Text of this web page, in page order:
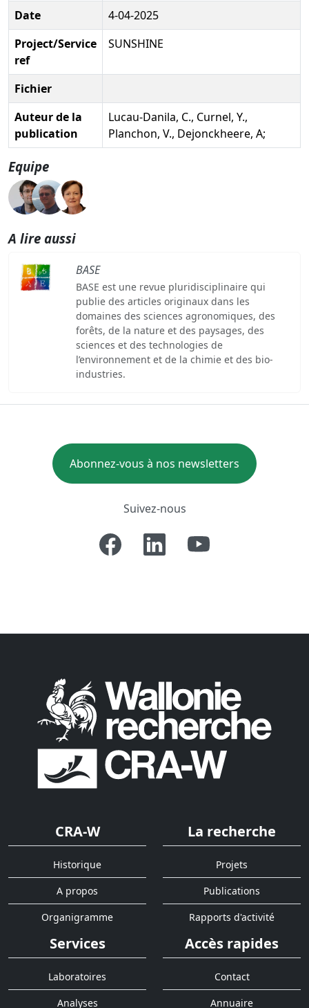
Date
4-04-2025
Project/Service
ref
SUNSHINE
Fichier
Auteur de la
publication
Lucau-Danila, C., Curnel, Y.,
Planchon, V., Dejonckheere, A;
Equipe
A lire aussi
BASE
BASE est une revue pluridisciplinaire qui
publie des articles originaux dans les
domaines des sciences agronomiques, des
forêts, de la nature et des paysages, des
sciences et des technologies de
l’environnement et de la chimie et des bio-
industries.
Abonnez-vous à nos newsletters
Suivez-nous
CRA-W
Historique
A propos
Organigramme
La recherche
Projets
Publications
Rapports d'activité
Services
Laboratoires
Analyses
Accès rapides
Contact
Annuaire